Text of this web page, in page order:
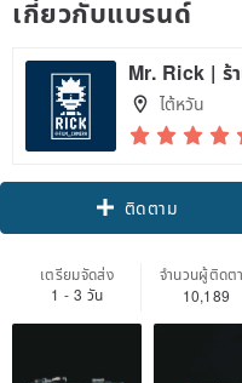
เกี่ยวกับแบรนด์
Mr. Rick |
ไต้หวัน
ติดตาม
เตรียมจัดส่ง
1 - 3 วัน
จำนวนผู้ติดต
10,189